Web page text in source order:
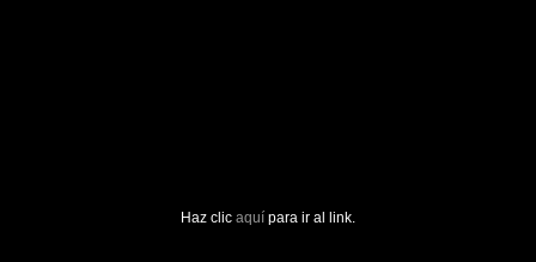
Haz clic aquí para ir al link.